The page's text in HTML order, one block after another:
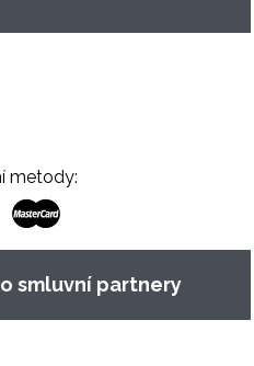
metody:
smluvní partnery